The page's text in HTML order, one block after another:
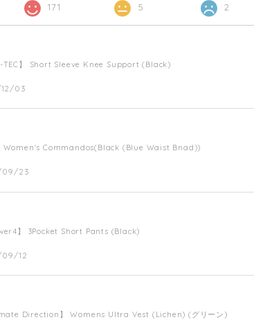
171 5 2
TEC】 Short Sleeve Knee Support (Black)
03
Women's Commandos(Black (Blue Waist Bnad))
09/23
】 3Pocket Short Pants (Black)
12
Direction】 Womens Ultra Vest (Lichen) (グリーン)